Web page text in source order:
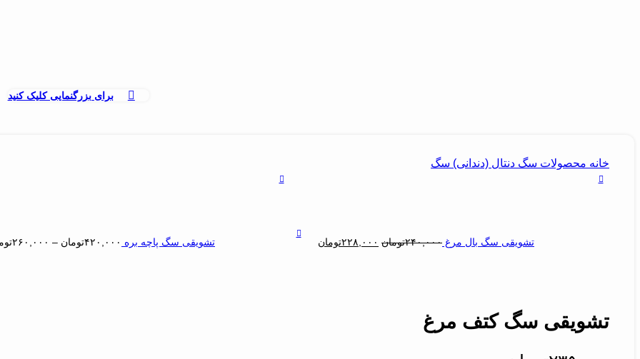
برای بزرگنمایی کلیک کنید
خانه محصولات سگ دنتال (دندانی) سگ
تشویقی سگ بال مرغ ۲۴۰,۰۰۰تومان ۲۲۸,۰۰۰تومان تشویقی سگ پاچه بره ۴۲۰,۰۰۰تومان – ۲۶۰,۰۰۰
تشویقی سگ کتف مرغ